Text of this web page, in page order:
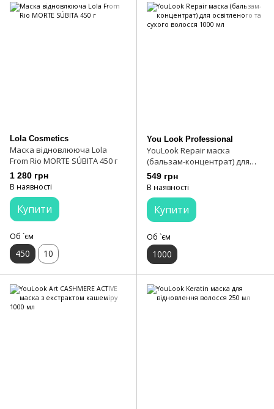
Lola Cosmetics
Маска відновлююча Lola
From Rio MORTE SÚBITA 450 г
1 280 грн
В наявності
Купити
Об `єм
450 10
You Look Professional
YouLook Repair маска
(бальзам-концентрат) для
освітленого та сухого волосся
1000 мл
549 грн
В наявності
Купити
Об `єм
1000